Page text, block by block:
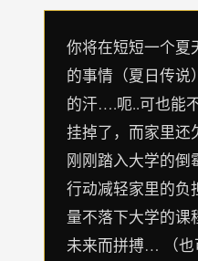
你将在短短一个夏
的事情（夏日传说
的汗….呃..可也能
挂掉了，而家里还
刚刚踏入大学的倒
行动减轻家里的负
量不落下大学的课
未来而拼搏… （也